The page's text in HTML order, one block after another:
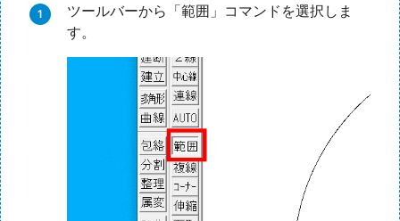
ツールバーから「範囲」コマンドを選択しま
す。